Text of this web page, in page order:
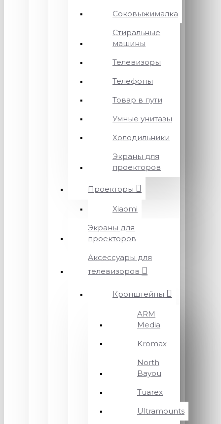
Соковыжималка
Стиральные
машины
Телевизоры
Телефоны
Товар в пути
Умные унитазы
Холодильники
Экраны для
проекторов
Проекторы
Xiaomi
Экраны для
проекторов
Аксессуары для
телевизоров
Кронштейны
ARM
Media
Kromax
North
Bayou
Tuarex
Ultramounts